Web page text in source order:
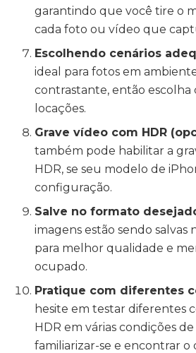
garantindo que você tire o
cada foto ou vídeo que
Escolhendo cenários
ideal para fotos em
contrastante, então
locações.
Grave vídeo com HDR
também pode habilitar a
HDR, se seu modelo de
configuração.
Salve no formato
imagens estão sendo salvas
para melhor qualidade e
ocupado.
Pratique com diferentes
hesite em testar diferentes
HDR em várias condições
familiarizar-se e encontrar